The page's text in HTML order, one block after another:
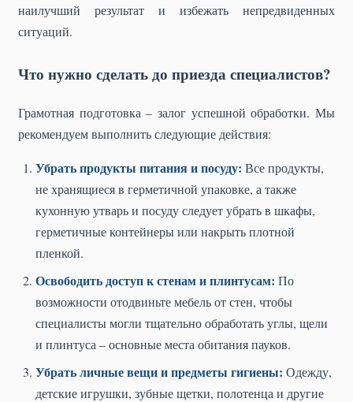
наилучший результат и избежать непредвиденных
ситуаций.
Что нужно сделать до приезда специалистов?
Грамотная подготовка – залог успешной обработки. Мы
рекомендуем выполнить следующие действия:
Убрать продукты питания и посуду: Все продукты,
не хранящиеся в герметичной упаковке, а также
кухонную утварь и посуду следует убрать в шкафы,
герметичные контейнеры или накрыть плотной
пленкой.
Освободить доступ к стенам и плинтусам: По
возможности отодвиньте мебель от стен, чтобы
специалисты могли тщательно обработать углы, щели
и плинтуса – основные места обитания пауков.
Убрать личные вещи и предметы гигиены: Одежду,
детские игрушки, зубные щетки, полотенца и другие